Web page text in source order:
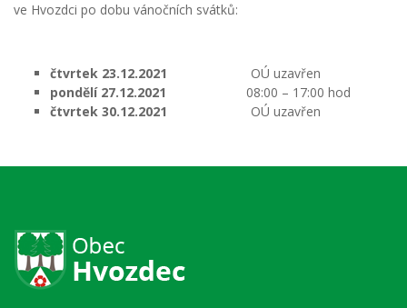
ve Hvozdci po dobu vánočních svátků:
čtvrtek 23.12.2021
OÚ uzavřen
pondělí 27.12.2021
08:00 – 17:00 hod
čtvrtek 30.12.2021
OÚ uzavřen